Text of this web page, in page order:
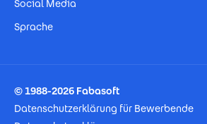
Social Media
Sprache
© 1988-2026 Fabasoft
Datenschutzerklärung für Bewerbende